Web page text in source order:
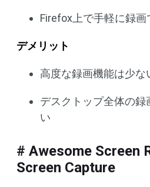
Firefox上で手軽に録画
デメリット
高度な録画機能は少な
デスクトップ全体の
い
# Awesome Screen
Screen Capture